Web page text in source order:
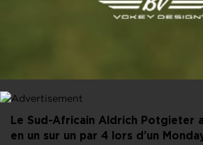
Le Sud-Africain Aldrich Potgieter
en un sur un par 4 lors d’un